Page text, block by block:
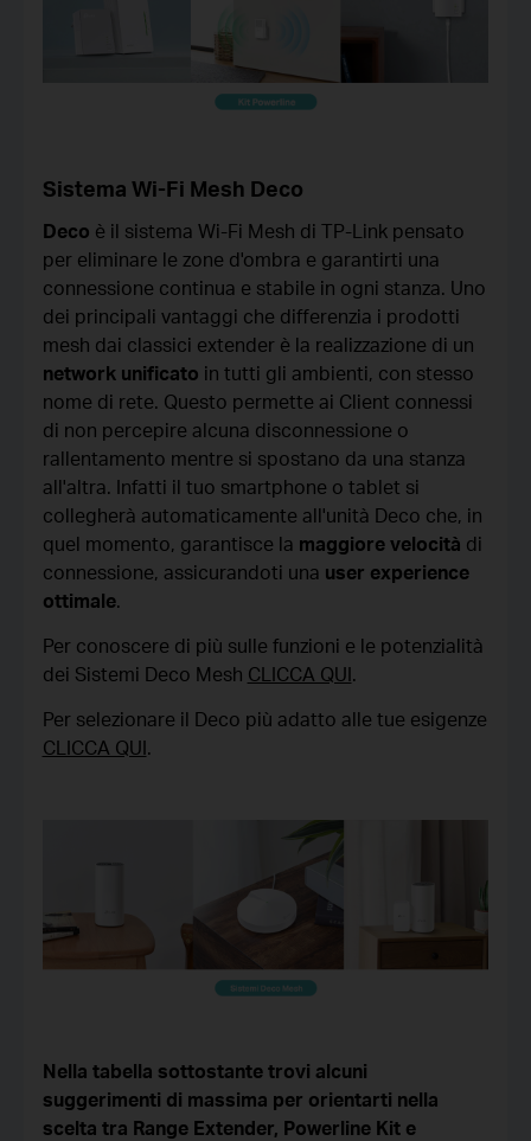
Sistema Wi-Fi Mesh Deco
Deco è il sistema Wi-Fi Mesh di TP-Link pensato
per eliminare le zone d'ombra e garantirti una
connessione continua e stabile in ogni stanza. Uno
dei principali vantaggi che differenzia i prodotti
mesh dai classici extender è la realizzazione di un
network unificato in tutti gli ambienti, con stesso
nome di rete. Questo permette ai Client connessi
di non percepire alcuna disconnessione o
rallentamento mentre si spostano da una stanza
all'altra. Infatti il tuo smartphone o tablet si
collegherà automaticamente all'unità Deco che, in
quel momento, garantisce la maggiore velocità di
connessione, assicurandoti una user experience
ottimale.
Per conoscere di più sulle funzioni e le potenzialità
dei Sistemi Deco Mesh CLICCA QUI.
Per selezionare il Deco più adatto alle tue esigenze
CLICCA QUI.
Nella tabella sottostante trovi alcuni
suggerimenti di massima per orientarti nella
scelta tra Range Extender, Powerline Kit e